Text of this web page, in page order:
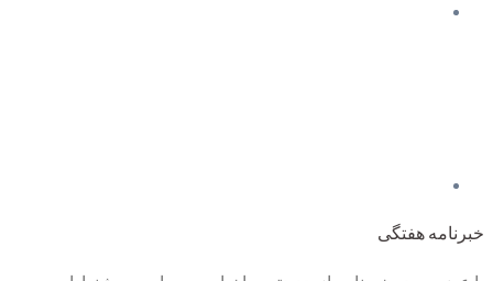
خبرنامه هفتگی